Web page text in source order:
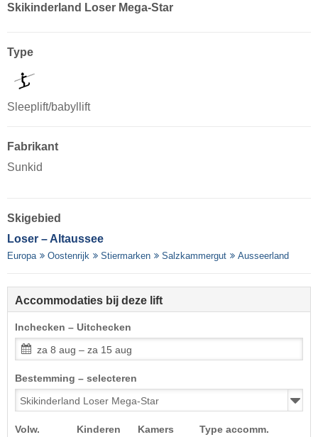
Skikinderland Loser Mega-Star
Type
Sleeplift/babyllift
Fabrikant
Sunkid
Skigebied
Loser – Altaussee
Europa Oostenrijk Stiermarken Salzkammergut Ausseerland
Accommodaties bij deze lift
Inchecken – Uitchecken
za 8 aug – za 15 aug
Bestemming – selecteren
Volw. Kinderen Kamers Type accomm.